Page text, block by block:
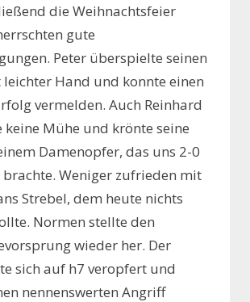
die Weihnachtsfeier
gute
Peter überspielte seinen
Hand und konnte einen
vermelden. Auch Reinhard
keine Mühe und krönte seine
Damenopfer, das uns 2-0
Weniger zufrieden mit
Strebel, dem heute nichts
Normen stellte den
wieder her. Der
sich auf h7 veropfert und
nennenswerten Angriff